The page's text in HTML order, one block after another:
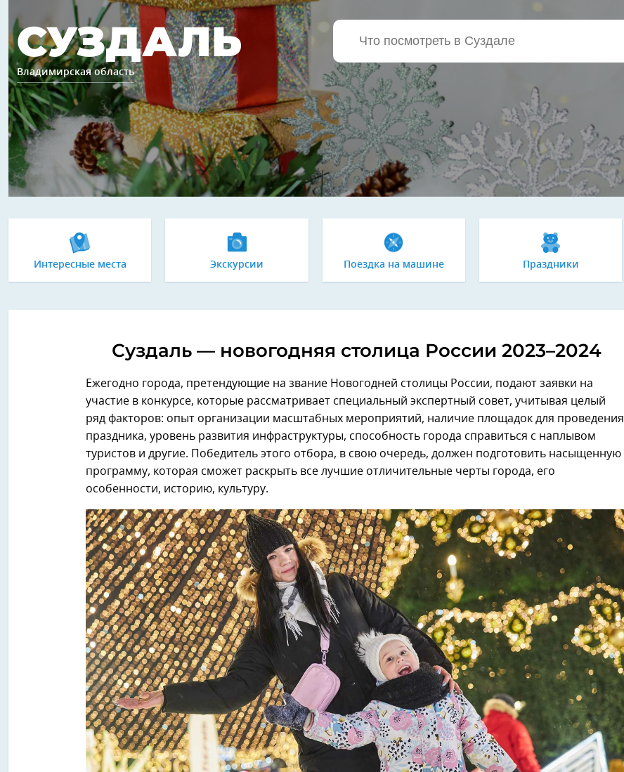
СУЗДАЛЬ
Владимирская область
Интересные места Экскурсии Поездка на машине Праздники
Суздаль — новогодняя столица России 2023–2024
Ежегодно города, претендующие на звание Новогодней столицы России, подают заявки на
участие в конкурсе, которые рассматривает специальный экспертный совет, учитывая целый
ряд факторов: опыт организации масштабных мероприятий, наличие площадок для проведения
праздника, уровень развития инфраструктуры, способность города справиться с наплывом
туристов и другие. Победитель этого отбора, в свою очередь, должен подготовить насыщенную
программу, которая сможет раскрыть все лучшие отличительные черты города, его
особенности, историю, культуру.